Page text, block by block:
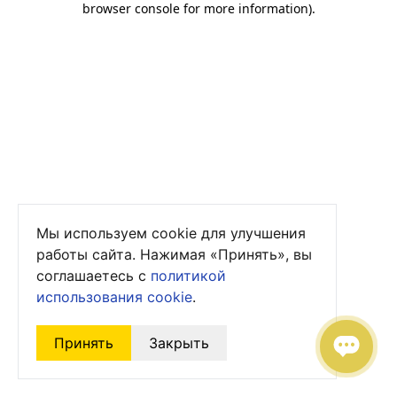
browser console for more information).
Мы используем cookie для улучшения
работы сайта. Нажимая «Принять», вы
соглашаетесь с политикой
использования cookie.
Принять Закрыть